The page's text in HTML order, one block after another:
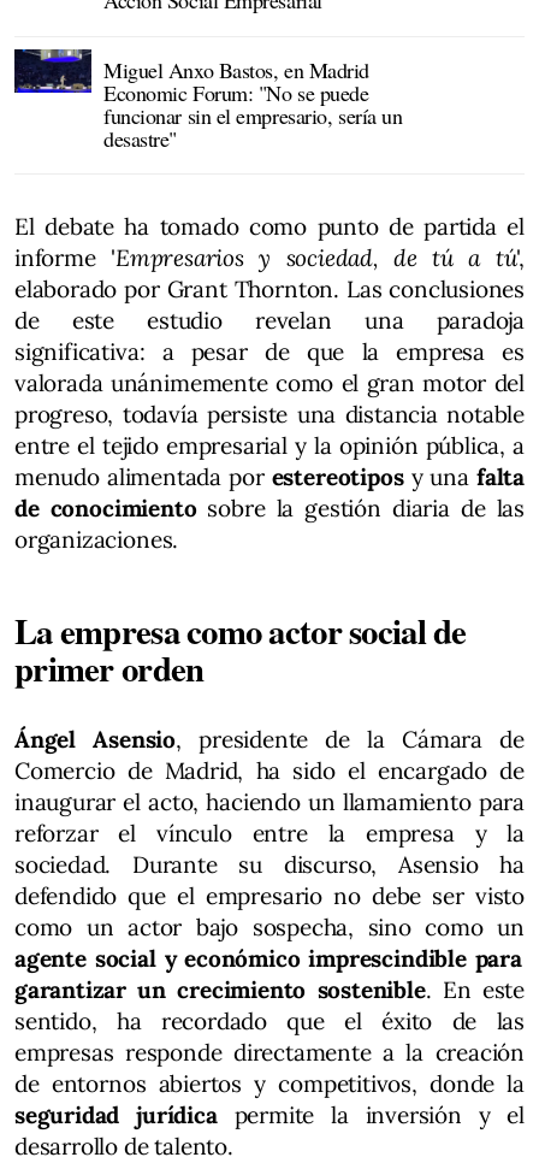
Miguel Anxo Bastos, en Madrid
Economic Forum: "No se puede
funcionar sin el empresario, sería un
desastre"
El debate ha tomado como punto de partida el
informe 'Empresarios y sociedad, de tú a tú',
elaborado por Grant Thornton. Las conclusiones
de este estudio revelan una paradoja
significativa: a pesar de que la empresa es
valorada unánimemente como el gran motor del
progreso, todavía persiste una distancia notable
entre el tejido empresarial y la opinión pública, a
menudo alimentada por estereotiposy una falta
de conocimientosobre la gestión diaria de las
organizaciones.
La empresa como actor social de
primer orden
Ángel Asensio, presidente de la Cámara de
Comercio de Madrid, ha sido el encargado de
inaugurar el acto, haciendo un llamamiento para
reforzar el vínculo entre la empresa y la
sociedad. Durante su discurso, Asensio ha
defendido que el empresario no debe ser visto
como un actor bajo sospecha, sino como un
agente social y económico imprescindible para
garantizar un crecimiento sostenible. En este
sentido, ha recordado que el éxito de las
empresas responde directamente a la creación
de entornos abiertos y competitivos, donde la
seguridad jurídicapermite la inversión y el
desarrollo de talento.